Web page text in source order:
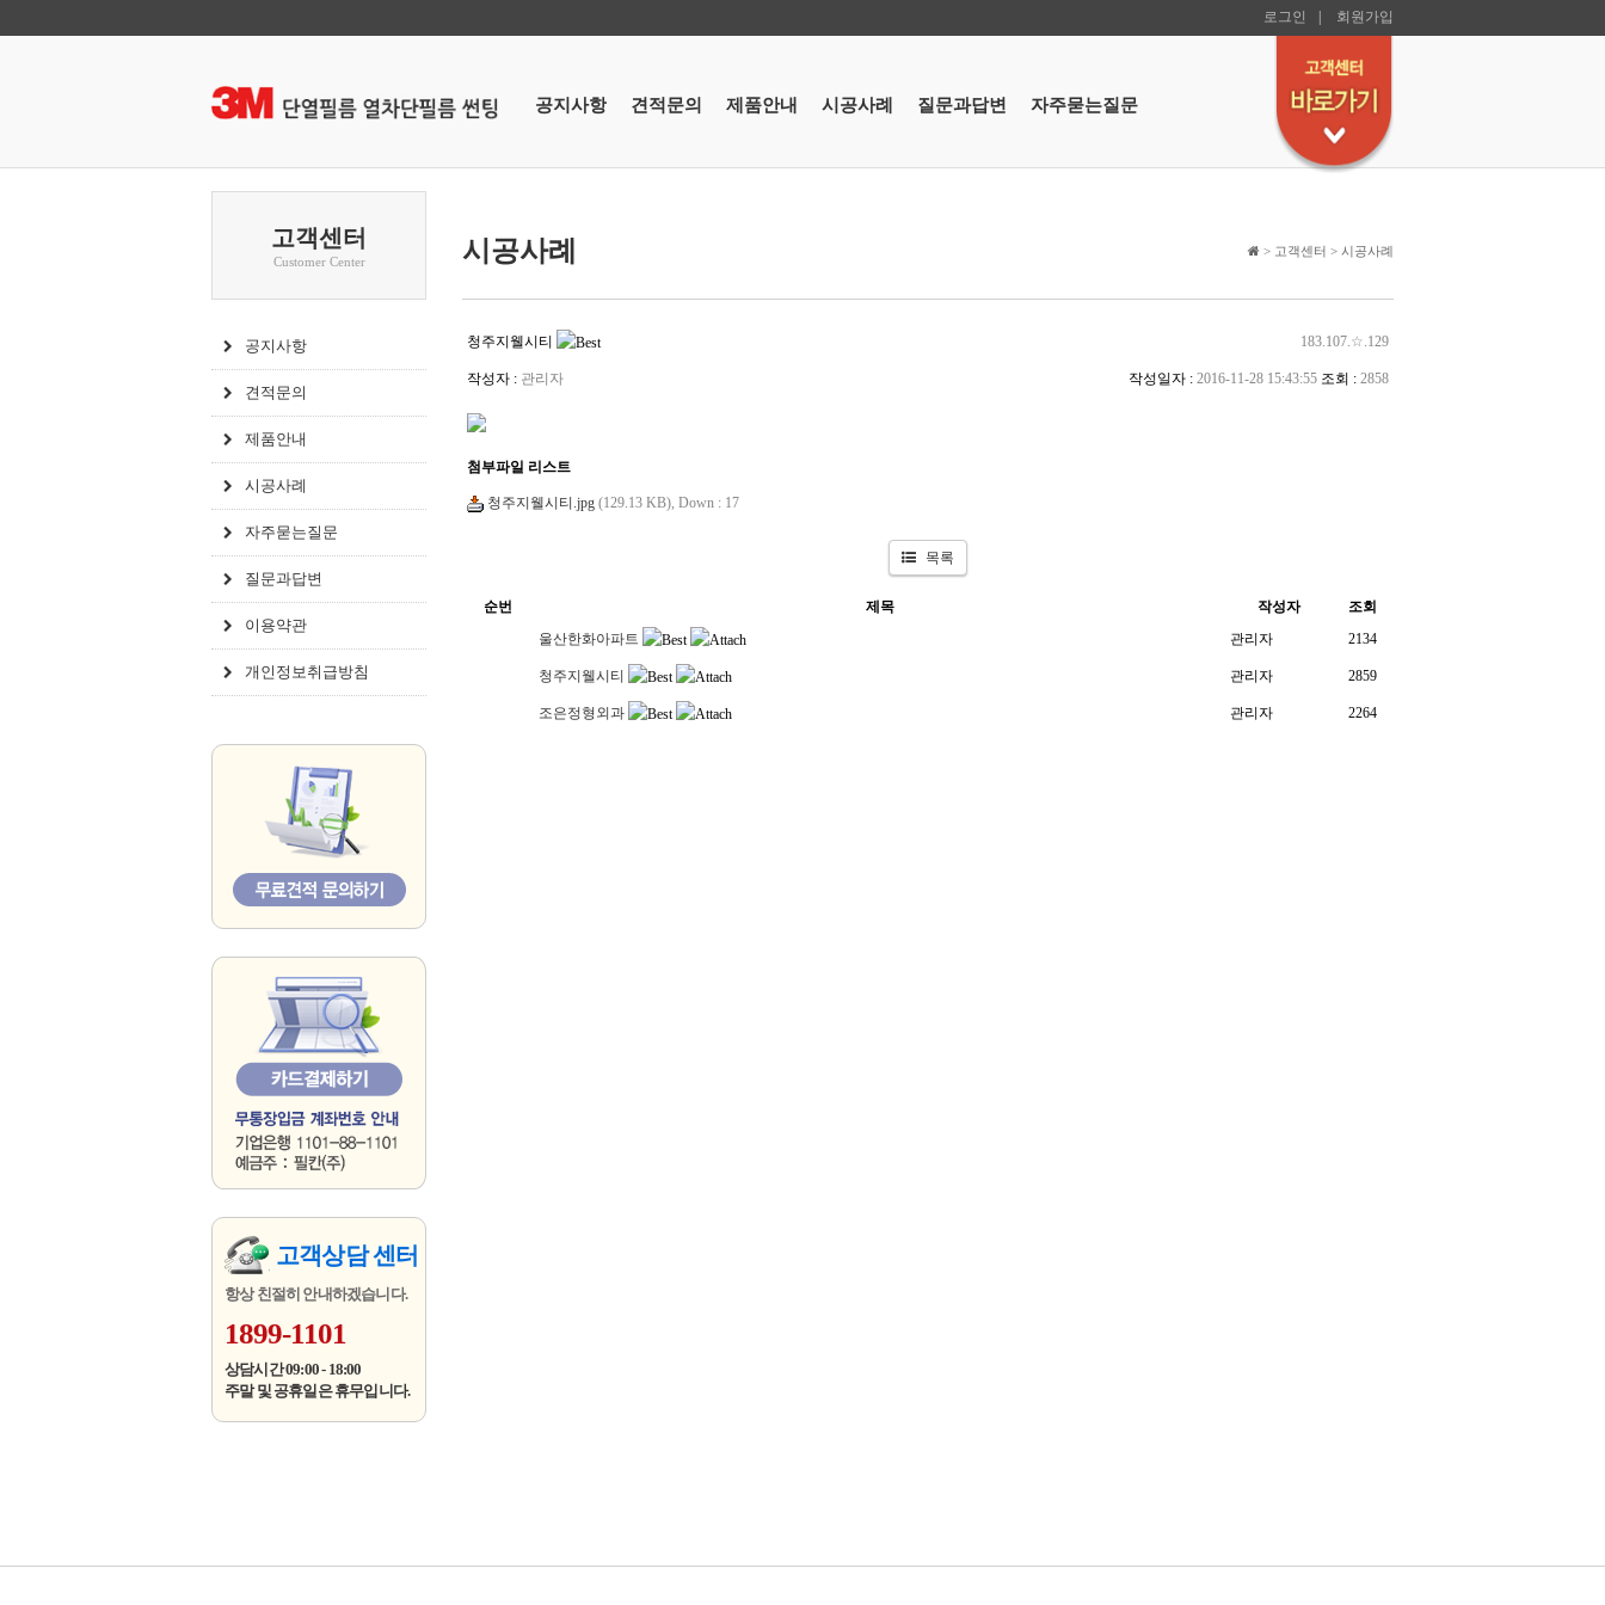
로그인 회원가입
공지사항 견적문의 제품안내 시공사례 질문과답변 자주묻는질문
고객센터
Customer Center
공지사항
견적문의
제품안내
시공사례
자주묻는질문
질문과답변
이용약관
개인정보취급방침
고객상담 센터
항상 친절히 안내하겠습니다.
1899-1101
상담시간 09:00 - 18:00
주말 및 공휴일은 휴무입니다.
시공사례 > 고객센터 > 시공사례
청주지웰시티 183.107.☆.129
작성자 : 관리자 작성일자 : 2016-11-28 15:43:55 조회 : 2858
첨부파일 리스트
청주지웰시티.jpg (129.13 KB), Down : 17
목록
순번 제목 작성자
조회
울산한화아파트
관리자 2134
청주지웰시티 관리자 2859
조은정형외과 관리자 2264